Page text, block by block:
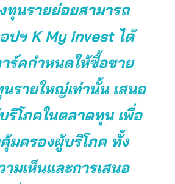
ทุนรายย่อยสามารถ
ปฯ K My invest ได้
ร์คกำหนดให้ซื้อขาย
รายใหญ่เท่านั้น เสนอ
ริโภคในตลาดทุน เพื่อ
มครองผู้บริโภค ทั้ง
มเห็นและการเสนอ